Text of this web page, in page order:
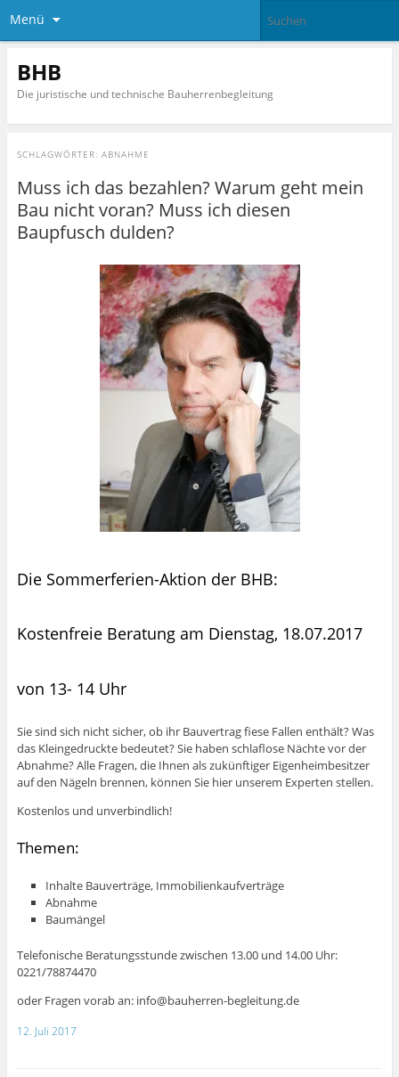
Menü
BHB
Die juristische und technische Bauherrenbegleitung
SCHLAGWÖRTER: ABNAHME
Muss ich das bezahlen? Warum geht mein
Bau nicht voran? Muss ich diesen
Baupfusch dulden?
Die Sommerferien-Aktion der BHB:
Kostenfreie Beratung am Dienstag, 18.07.2017
von 13- 14 Uhr
Sie sind sich nicht sicher, ob ihr Bauvertrag fiese Fallen enthält? Was
das Kleingedruckte bedeutet? Sie haben schlaflose Nächte vor der
Abnahme? Alle Fragen, die Ihnen als zukünftiger Eigenheimbesitzer
auf den Nägeln brennen, können Sie hier unserem Experten stellen.
Kostenlos und unverbindlich!
Themen:
Inhalte Bauverträge, Immobilienkaufverträge
Abnahme
Baumängel
Telefonische Beratungsstunde zwischen 13.00 und 14.00 Uhr:
0221/78874470
oder Fragen vorab an: info@bauherren-begleitung.de
12. Juli 2017